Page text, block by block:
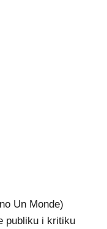
Un Monde)
publiku i kritiku